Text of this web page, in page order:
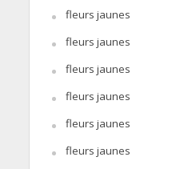
fleurs jaunes
fleurs jaunes
fleurs jaunes
fleurs jaunes
fleurs jaunes
fleurs jaunes